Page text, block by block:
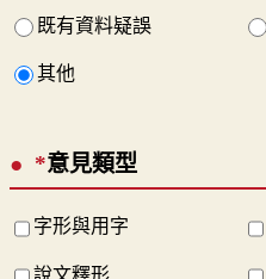
既有資料疑誤
其他
*意見類型
字形與用字
說文釋形